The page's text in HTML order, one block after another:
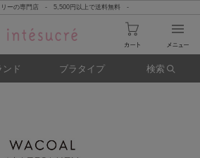
リーの専門店 - 5,500円以上で送料無料 -
ンド ブラタイプ 検索